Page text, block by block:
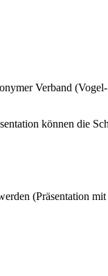
Verband
können die
(Präsentation